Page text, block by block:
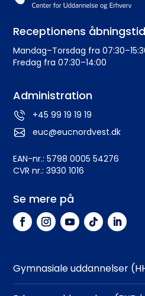
Receptionens
Mandag–Torsdag fra
Fredag fra 07:30–14:00
Administration
+45 99 19 19 19
euc@eucnordvest.dk
EAN-nr.: 5798 0005 54276
CVR nr.: 3930 1016
Se mere på
Gymnasiale uddannelser